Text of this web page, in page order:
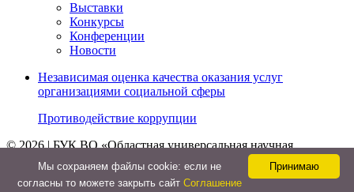
Выставки
Конкурсы
Конференции
Новости
Независимая оценка качества оказания услуг
организациями социальной сферы
Противодействие коррупции
© 2026 | БУК ВО «Областная универсальная научная
библиотека»
Принимаю
Мы cохраняем файлы cookie: если не
согласны то можете закрыть сайт Соглашение